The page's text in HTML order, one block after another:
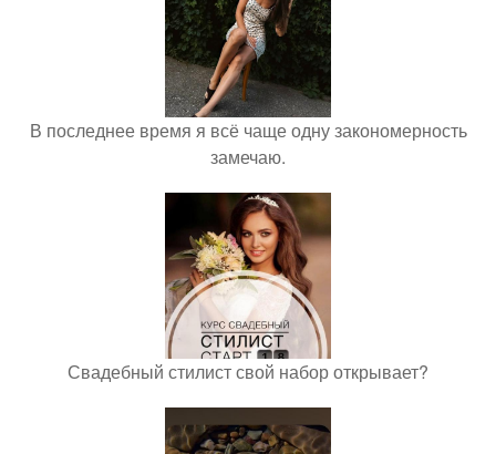
В последнее время я всё чаще одну закономерность
замечаю.
Свадебный стилист свой набор открывает?